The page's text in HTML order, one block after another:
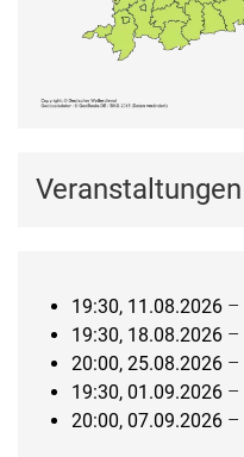
Veranstaltungen
19:30, 11.08.2026 –
19:30, 18.08.2026 –
20:00, 25.08.2026 –
19:30, 01.09.2026 –
20:00, 07.09.2026 –